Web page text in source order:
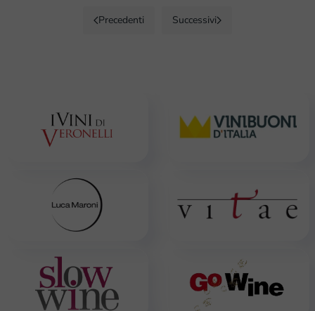
Precedenti Successivi